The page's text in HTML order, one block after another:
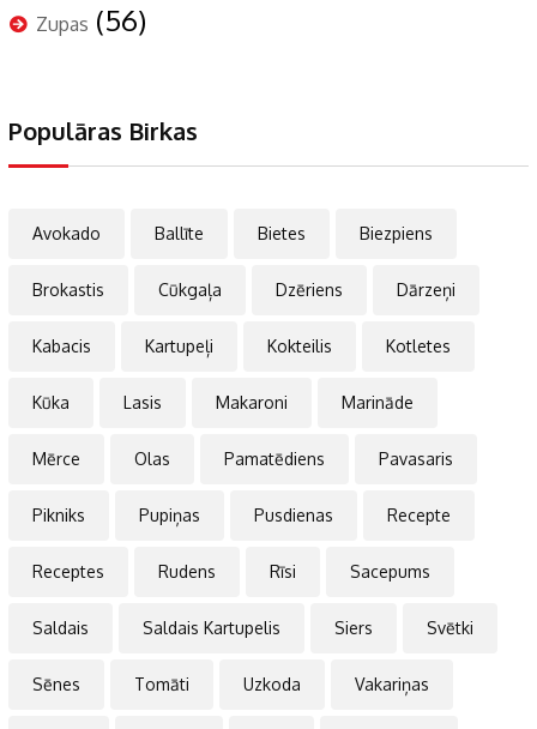
Zupas (56)
Populāras Birkas
Avokado Ballīte Bietes Biezpiens
Brokastis Cūkgaļa Dzēriens Dārzeņi
Kabacis Kartupeļi Kokteilis Kotletes
Kūka Lasis Makaroni Marināde
Mērce Olas Pamatēdiens Pavasaris
Pikniks Pupiņas Pusdienas Recepte
Receptes Rudens Rīsi Sacepums
Saldais Saldais Kartupelis Siers Svētki
Sēnes Tomāti Uzkoda Vakariņas